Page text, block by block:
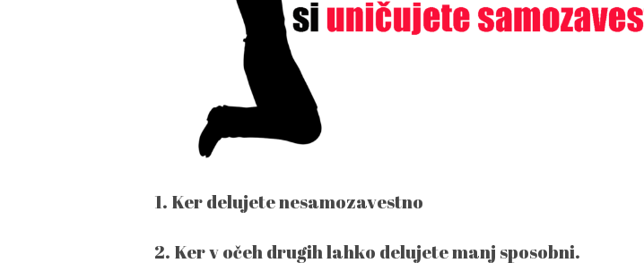
1. Ker delujete nesamozavestno
2. Ker v očeh drugih lahko delujete manj sposobni.